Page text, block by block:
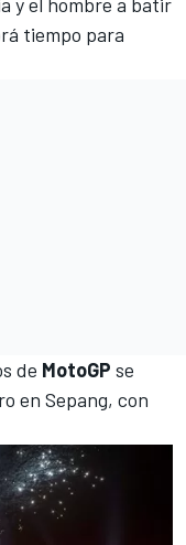
tiempo para
de MotoGP se
en Sepang, con